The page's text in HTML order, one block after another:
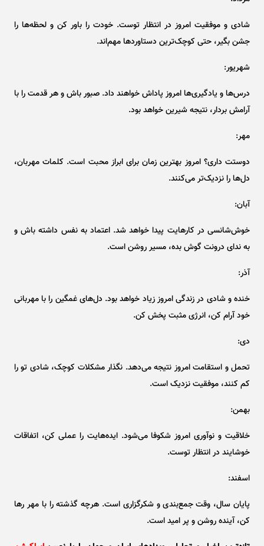
شادی و موفقیت امروز در انتظار توست. خودت را باور کن و لحظه‌ها را
جشن بگیر، حتی کوچک‌ترین دستاورد‌ها مهم‌اند.
شهریور:
درس‌ها و یادگیری‌ها امروز پاداش خواهند داد. صبور باش و هر قدمت را با
آرامش بردار، نتیجه شیرین خواهد بود.
مهر:
دوستت داری؟ امروز بهترین زمان برای ابراز محبت است. کلمات مهربان،
دل‌ها را نزدیک‌تر می‌کنند.
آبان:
خوش‌شانسی در کارهایت پیدا خواهد شد. اعتماد به نفس داشته باش و
به ندای درونت گوش بده، مسیر روشن است.
آذر:
خنده و شادی در زندگی امروز زیاد خواهد بود. دل‌های غمگین را با مهربانی
خود آرام کن، انرژی مثبت پخش کن.
دی:
تحمل و استقامت امروز نتیجه می‌دهد. نگذار مشکلات کوچک، شادی تو را
کم کنند، موفقیت نزدیک است.
بهمن:
خلاقیت و نوآوری امروز شکوفا می‌شود. ایده‌هایت را عملی کن، اتفاقات
خوشایند در انتظار توست.
اسفند:
پایان سال، وقت جمع‌بندی و شکرگزاری است. هرچه گذشته را با مهر رها
کن، آینده روشن و پر امید است.